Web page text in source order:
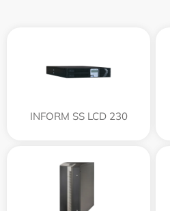
INFORM SS LCD 230